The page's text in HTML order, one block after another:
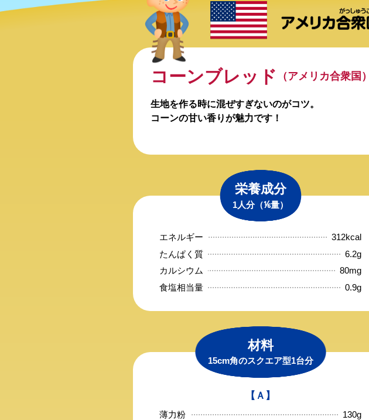
コーンブレッド （アメリカ合衆国）
生地を作る時に混ぜすぎないのがコツ。
コーンの甘い香りが魅力です！
栄養成分
1人分（⅙量）
エネルギー
312kcal
たんぱく質
6.2g
カルシウム
80mg
食塩相当量
0.9g
材料
15cm角のスクエア型1台分
【Ａ】
薄力粉
130g